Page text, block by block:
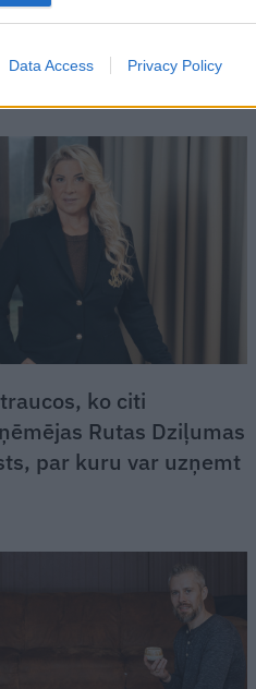
Data Access Privacy Policy
piepidžināmklāt!» Kā
ko citi
Rutas Dziļumas
par kuru var uzņemt